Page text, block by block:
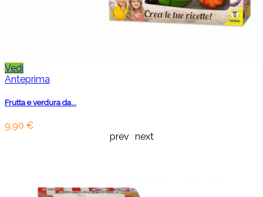
Vedi
Anteprima
Frutta e verdura da...
9,90 €
prev next